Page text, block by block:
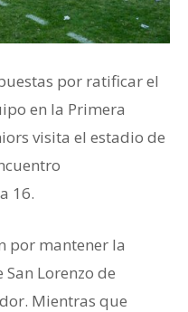
por ratificar el
en la Primera
visita el estadio de
16.
por mantener la
Lorenzo de
Mientras que